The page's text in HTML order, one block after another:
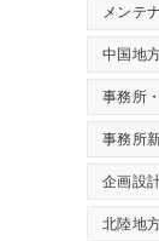
メンテ
中国地
事務所
事務所
企画設
北陸地